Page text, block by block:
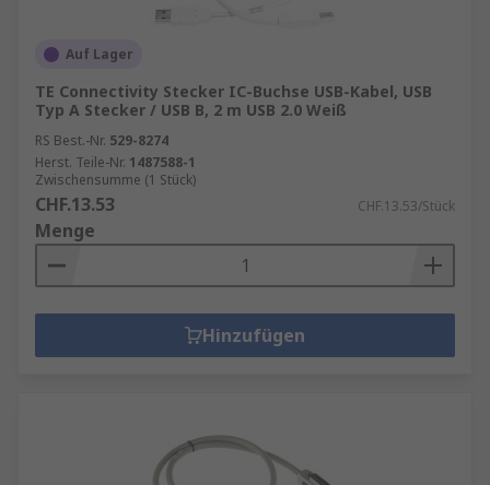
Auf Lager
TE Connectivity Stecker IC-Buchse USB-Kabel, USB
Typ A Stecker / USB B, 2 m USB 2.0 Weiß
RS Best.-Nr. 529-8274
Herst. Teile-Nr. 1487588-1
Zwischensumme (1 Stück)
CHF.13.53 CHF.13.53/Stück
Menge
Hinzufügen